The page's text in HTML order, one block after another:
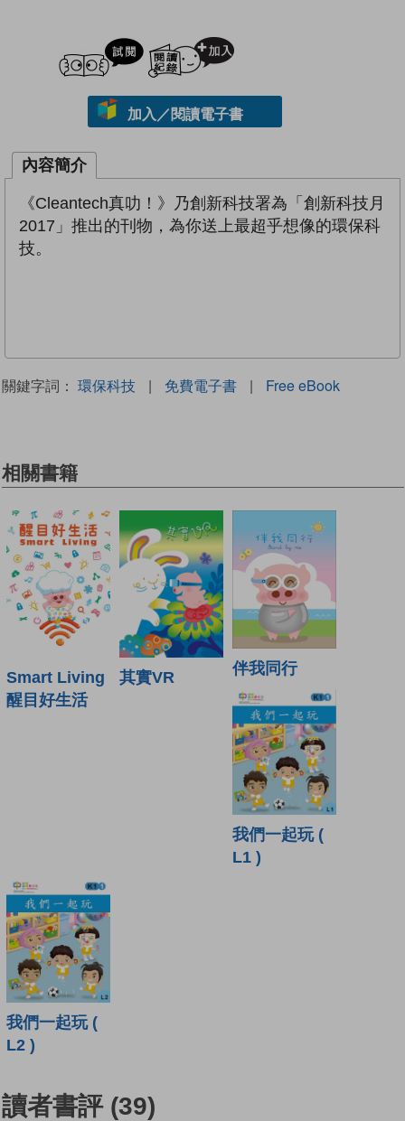
試閲
加入／閱讀電子書
內容簡介
《Cleantech真叻！》乃創新科技署為「創新科技月
2017」推出的刊物，為你送上最超乎想像的環保科
技。
關鍵字詞： 環保科技 | 免費電子書 | Free eBook
相關書籍
Smart Living
醒目好生活
其實VR 伴我同行
我們一起玩 (
L1 )
我們一起玩 (
L2 )
讀者書評 (39)